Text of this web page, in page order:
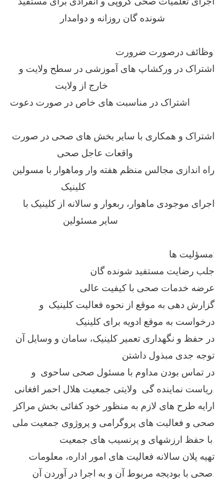
وظائف درصورت ضرورت:
اشتراک در ورکشاپ های آموزشی در سطح ولایت و
اشتراک در مناسبت های خاص در صورت دعوت
اجرای موجودی ماهوار، ربعوار و سالانه از کلینیک با
مسؤليت ها:
جلب رضایت مستفید شونده گان
عرضه خدمات صحی با کیفیت عالی
گزارش دهی به موقع از نحوه فعالیت کلینیک و
درخواست به موقع ادویه برای کلینیک
در حفظ و نگهداری تعمیر کلینیک، سامان و وسایل آن
توجه جدی مبذول داشتن
ریاست نماینده گی ولایتی جمعیت هلال احمر افغانی.
صحی و فعالیت های پروگرامی و پروژوی جمعیت ملی
با حفظ ارزشهای و پرنسیب های جمعیت.
تهیه پلان سالانه فعالیت های امور اداره، معلومات
صحی با بودیجه مربوط آن و به اجرا در آوردن آن.